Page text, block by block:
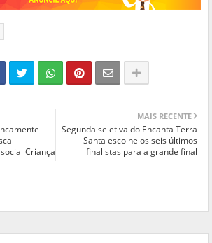
MAIS RECENTE
Segunda seletiva do Encanta Terra
Santa escolhe os seis últimos
finalistas para a grande final
Criança